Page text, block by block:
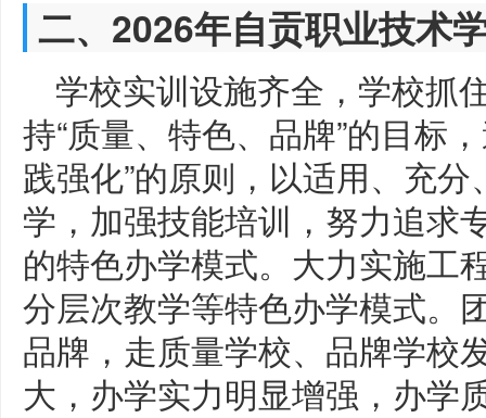
二、2026年自贡职业技术
学校实训设施齐全，学校抓
持“质量、特色、品牌”的目标
践强化”的原则，以适用、充
学，加强技能培训，努力追求
的特色办学模式。大力实施工
分层次教学等特色办学模式。
品牌，走质量学校、品牌学校
大，办学实力明显增强，办学